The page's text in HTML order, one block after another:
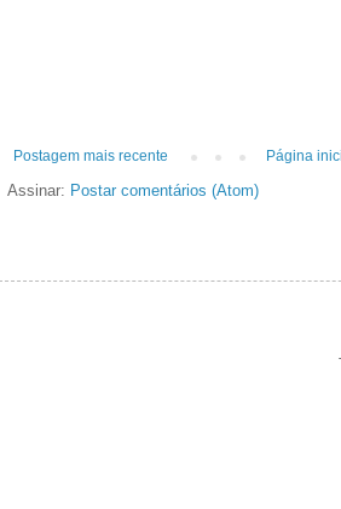
Postagem mais recente Página
Assinar: Postar comentários (Atom)